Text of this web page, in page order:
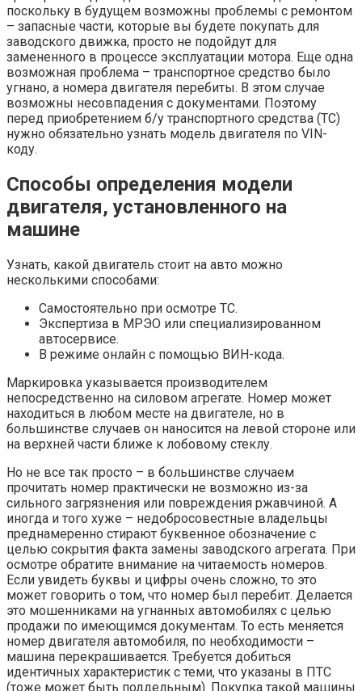
поскольку в будущем возможны проблемы с ремонтом
– запасные части, которые вы будете покупать для
заводского движка, просто не подойдут для
замененного в процессе эксплуатации мотора. Еще одна
возможная проблема – транспортное средство было
угнано, а номера двигателя перебиты. В этом случае
возможны несовпадения с документами. Поэтому
перед приобретением б/у транспортного средства (ТС)
нужно обязательно узнать модель двигателя по VIN-
коду.
Способы определения модели
двигателя, установленного на
машине
Узнать, какой двигатель стоит на авто можно
несколькими способами:
Самостоятельно при осмотре ТС.
Экспертиза в МРЭО или специализированном
автосервисе.
В режиме онлайн с помощью ВИН-кода.
Маркировка указывается производителем
непосредственно на силовом агрегате. Номер может
находиться в любом месте на двигателе, но в
большинстве случаев он наносится на левой стороне или
на верхней части ближе к лобовому стеклу.
Но не все так просто – в большинстве случаем
прочитать номер практически не возможно из-за
сильного загрязнения или повреждения ржавчиной. А
иногда и того хуже – недобросовестные владельцы
преднамеренно стирают буквенное обозначение с
целью сокрытия факта замены заводского агрегата. При
осмотре обратите внимание на читаемость номеров.
Если увидеть буквы и цифры очень сложно, то это
может говорить о том, что номер был перебит. Делается
это мошенниками на угнанных автомобилях с целью
продажи по имеющимся документам. То есть меняется
номер двигателя автомобиля, по необходимости –
машина перекрашивается. Требуется добиться
идентичных характеристик с теми, что указаны в ПТС
(тоже может быть поддельным). Покупка такой машины